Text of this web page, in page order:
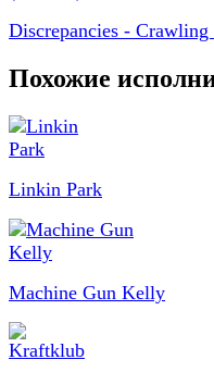
Discrepancies -
Похожие
Linkin Park
Machine Gun Kelly